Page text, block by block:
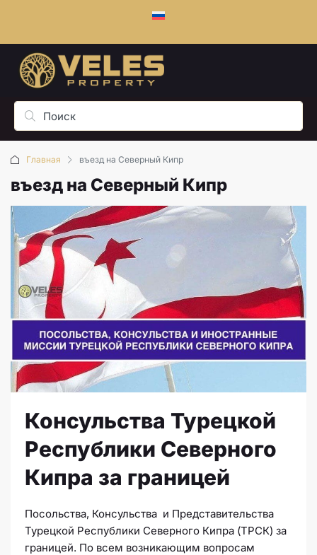
Главная въезд на Северный Кипр
въезд на Северный Кипр
Консульства Турецкой
Республики Северного
Кипра за границей
Посольства, Консульства и Представительства
Турецкой Республики Северного Кипра (ТРСК) за
границей. По всем возникающим вопросам